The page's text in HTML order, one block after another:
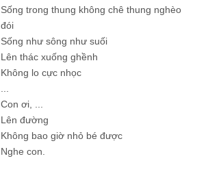
Sống trong thung không chê thung nghèo
đói
Sống như sông như suối
Lên thác xuống ghềnh
Không lo cực nhọc
Con ơi, ...
Lên đường
Không bao giờ nhỏ bé được
Nghe con.